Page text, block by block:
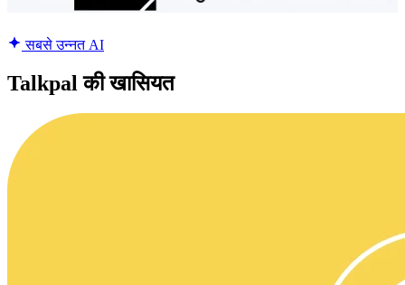
सबसे उन्नत AI
Talkpal की खासियत